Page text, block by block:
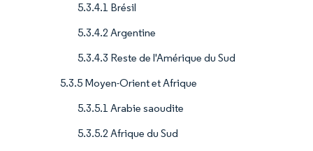
5.3.4.1 Brésil
5.3.4.2 Argentine
5.3.4.3 Reste de l'Amérique du Sud
5.3.5 Moyen-Orient et Afrique
5.3.5.1 Arabie saoudite
5.3.5.2 Afrique du Sud